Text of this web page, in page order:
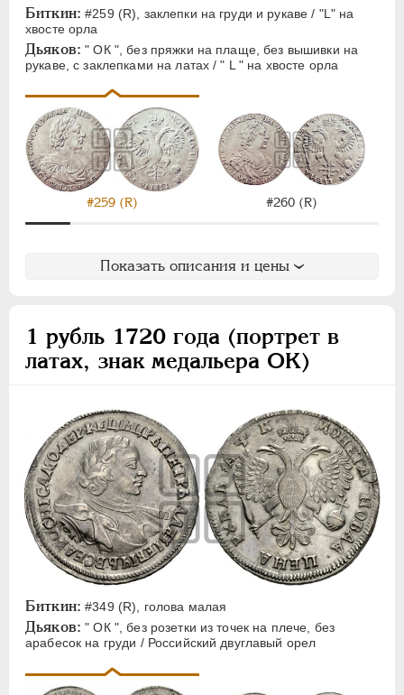
Биткин: #259 (R), заклепки на груди и рукаве / "L" на
хвосте орла
Дьяков: " ОК ", без пряжки на плаще, без вышивки на
рукаве, с заклепками на латах / " L " на хвосте орла
#259 (R) #260 (R)
Показать описания и цены
1 рубль 1720 года (портрет в
латах, знак медальера ОК)
Биткин: #349 (R), голова малая
Дьяков: " ОК ", без розетки из точек на плече, без
арабесок на груди / Российский двуглавый орел